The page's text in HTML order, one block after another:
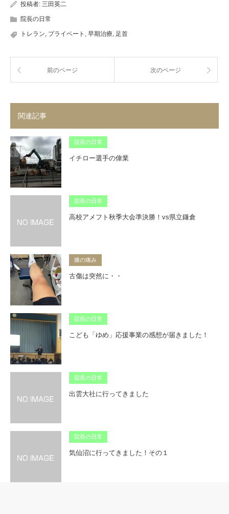
投稿者: 三田英二
院長の日常
トレラン, プライベート , 早期治療, 足首
前のページ 次のページ
関連記事
院長の日常
イチロー選手の偉業
院長の日常
高校アメフト秋季大会準決勝！vs県立鎌倉
膝の痛み
古傷は突然に・・
院長の日常
こども「ゆめ」応援事業の感想が届きました！
院長の日常
出雲大社に行ってきました
院長の日常
気仙沼に行ってきました！その１